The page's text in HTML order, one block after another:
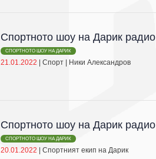
Спортното шоу на Дарик радио
СПОРТНОТО ШОУ НА ДАРИК
21.01.2022 |Спорт | Ники Александров
Спортното шоу на Дарик радио
СПОРТНОТО ШОУ НА ДАРИК
20.01.2022 |Спортният екип на Дарик